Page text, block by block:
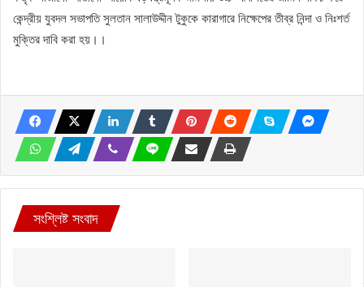
কেন্দ্রীয় যুবদল সভাপতি সুলতান সালাউদ্দীন টুকুকে কারাগারে নিক্ষেপের তীব্র নিন্দা ও নিঃশর্ত
মুক্তির দাবি করা হয়।।
সংশ্লিষ্ট সংবাদ